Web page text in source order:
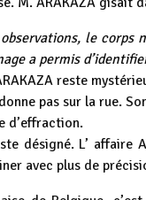
le corps
a permis
reste
pas sur la rue.
d’effraction.
désigné. L’ affaire
avec plus de